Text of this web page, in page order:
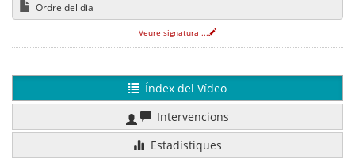
Ordre del dia
Veure signatura ...
Índex del Vídeo
Intervencions
Estadístiques